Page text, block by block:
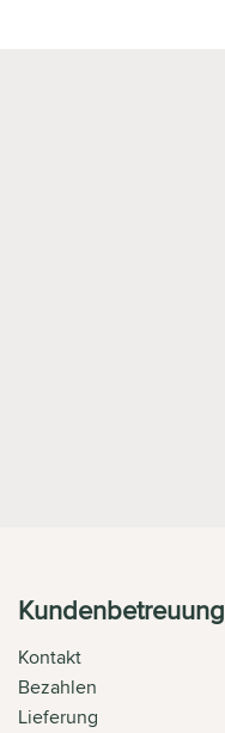
Kundenbetreuung
Kontakt
Bezahlen
Lieferung